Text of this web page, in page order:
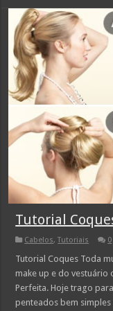
Tutorial
Cabelos,Tutoriais 0
Tutorial Coques Toda
make up e do vestuário
Perfeita. Hoje trago
penteados bem